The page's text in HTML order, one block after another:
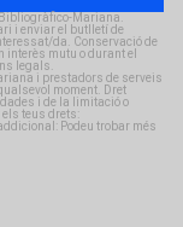
Mariana.
i enviar el butlletí de
da. Conservació de
interès mutu o durant el
legals.
i prestadors de serveis
moment. Dret
i de la limitació o
els teus drets:
Podeu trobar més